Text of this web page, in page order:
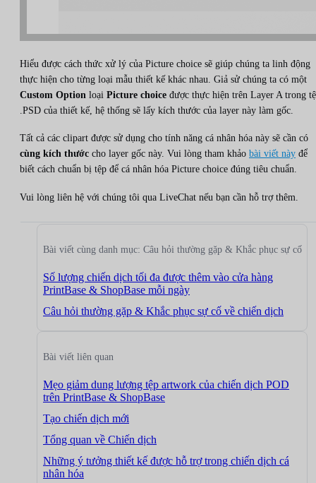
Hiểu được cách thức xử lý của Picture choice sẽ giúp chúng ta linh động
thực hiện cho từng loại mẫu thiết kế khác nhau. Giả sử chúng ta có một
Custom Option loại Picture choice được thực hiện trên Layer A trong
.PSD của thiết kế, hệ thống sẽ lấy kích thước của layer này làm gốc.
Tất cả các clipart được sử dụng cho tính năng cá nhân hóa này sẽ cần có
cùng kích thước cho layer gốc này. Vui lòng tham khảo bài viết này để
biết cách chuẩn bị tệp để cá nhân hóa Picture choice đúng tiêu chuẩn.
Vui lòng liên hệ với chúng tôi qua LiveChat nếu bạn cần hỗ trợ thêm.
Bài viết cùng danh mục: Câu hỏi thường gặp & Khắc phục sự cố
Số lượng chiến dịch tối đa được thêm vào cửa hàng
PrintBase & ShopBase mỗi ngày
Câu hỏi thường gặp & Khắc phục sự cố về chiến dịch
Bài viết liên quan
Mẹo giảm dung lượng tệp artwork của chiến dịch POD
trên PrintBase & ShopBase
Tạo chiến dịch mới
Tổng quan về Chiến dịch
Những ý tưởng thiết kế được hỗ trợ trong chiến dịch cá
nhân hóa